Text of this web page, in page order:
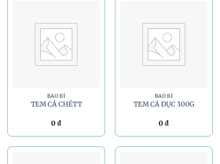
BAO BÌ
TEM CÁ CHÉTT
0 ₫
BAO BÌ
TEM CÁ ĐỤC 300G
0 ₫